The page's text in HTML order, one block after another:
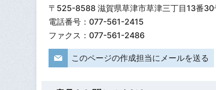
〒525-8588 滋賀県草津市草津三丁目13番30
電話番号：077-561-2415
ファクス：077-561-2486
このページの作成担当にメールを送る